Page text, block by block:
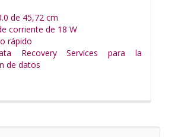
de 45,72 cm
corriente de 18 W
rápido
Recovery Services para la
de datos